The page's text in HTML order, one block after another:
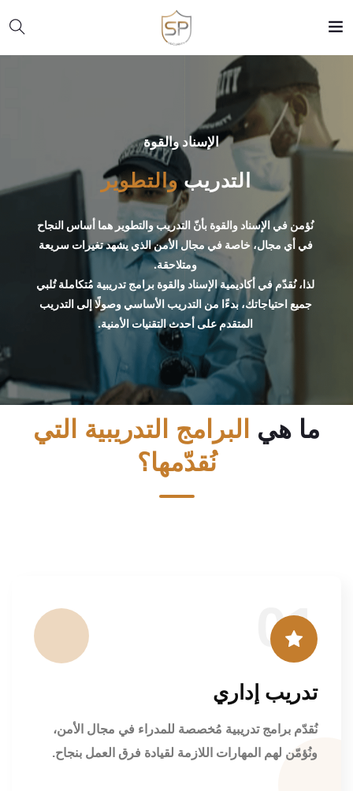
التدريبوالتطوير
الإسناد والقوة
نُؤمن في الإسناد والقوة بأنّ التدريب والتطوير هما أساس النجاح
في أي مجال، خاصة في مجال الأمن الذي يشهد تغيرات سريعة
ومتلاحقة.
لذا، نُقدّم في أكاديمية الإسناد والقوة برامج تدريبية مُتكاملة تُلبي
جميع احتياجاتك، بدءًا من التدريب الأساسي وصولًا إلى التدريب
المتقدم على أحدث التقنيات الأمنية.
ما هي
البرامج التدريبية التي
نُقدّمها؟
تدريب إداري
نُقدّم برامج تدريبية مُخصصة للمدراء في مجال الأمن،
ونُؤمّن لهم المهارات اللازمة لقيادة فرق العمل بنجاح.
01